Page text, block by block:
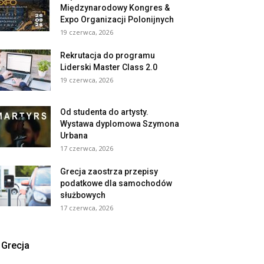
Międzynarodowy Kongres &
Expo Organizacji Polonijnych
19 czerwca, 2026
Rekrutacja do programu
Liderski Master Class 2.0
19 czerwca, 2026
Od studenta do artysty.
Wystawa dyplomowa Szymona
Urbana
17 czerwca, 2026
Grecja zaostrza przepisy
podatkowe dla samochodów
służbowych
17 czerwca, 2026
Grecja